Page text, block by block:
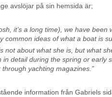
avslöjar på sin hemsida är;
it’s a long time), we have been
common ideas of what a boat is
not aboutwhat she is , butwhat
in detail during the spring or early
yachting magazines.”
information från Gabriels